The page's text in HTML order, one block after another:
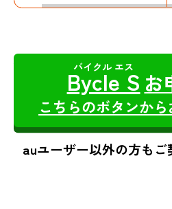
Bycle S お
こちらのボタンか
auユーザー以外の方もご